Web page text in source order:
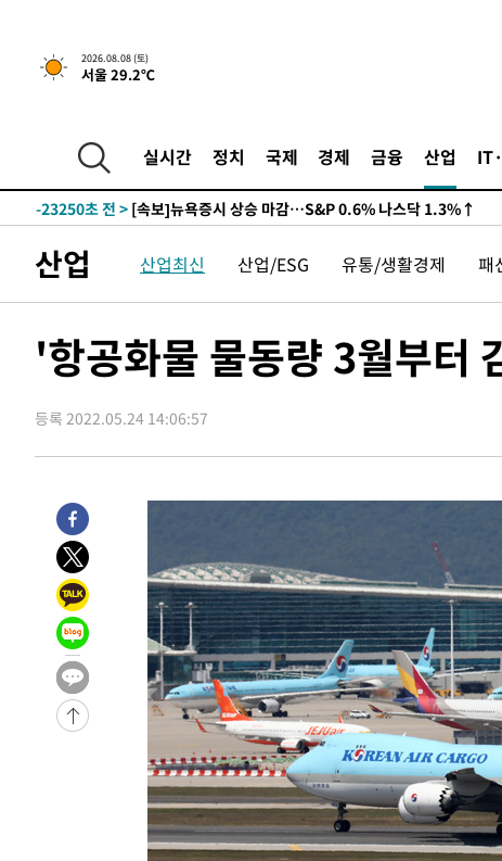
2026.08.08 (토)
서울 29.2℃
실시간 정치 국제 경제 금융 산업
-23250초 전 >
[속보]뉴욕증시 상승 마감…S&P 0.6% 나스닥 1.3%↑
-30124초 전 >
-23250초 전 > [속보]뉴욕증시 상승 마감…S&P 0.6% 나스닥 1.3%↑
-23250초 전 >
[속보]뉴욕증시 상승 마감…S&P 0.6% 나스닥 1.3%↑
산업 산업최신 산업/ESG 유통/생활경제 패
'항공화물 물동량 3월부터
등록 2022.05.24 14:06:57